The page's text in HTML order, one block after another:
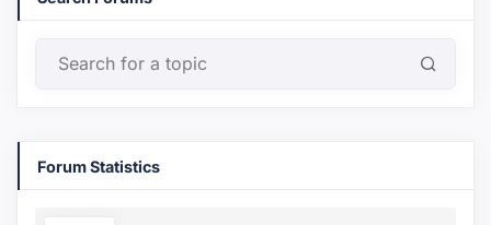
Forum Statistics